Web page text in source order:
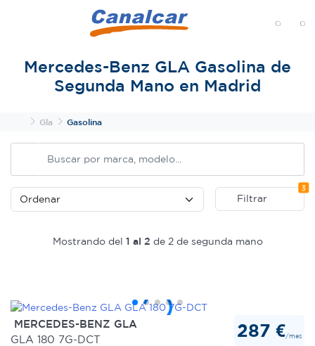
Mercedes-Benz GLA Gasolina de
Segunda Mano en Madrid
InicioGla Gasolina
Filtrar
3
Mostrando del 1 al 2 de 2 de segunda mano
MERCEDES-BENZ GLA
GLA 180 7G-DCT
287 €/mes